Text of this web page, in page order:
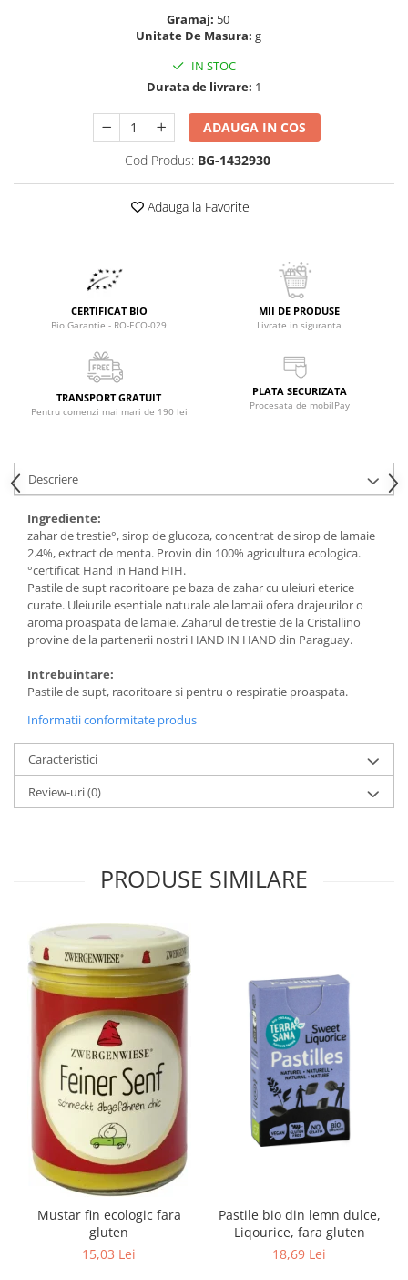
Condimente si mirodenii
Semipreparate
Snacks-uri, chips-uri
Deshidratate
Traditionale romanesti
Seminte si boabe pentru germinat
Congelate
Promotii alimente
Extracte si esente
Sistemul digestiv si afectiuni
Sistemul endocrin
Sistemul nervos
Sistemul respirator
Slabit
Gramaj: 50
Unitate De Masura: g
IN STOC
Durata de livrare: 1
ADAUGA IN COS
Cod Produs: BG-1432930
Adauga la Favorite
CERTIFICAT BIO
Bio Garantie - RO-ECO-029
MII DE PRODUSE
Livrate in siguranta
TRANSPORT GRATUIT
Pentru comenzi mai mari de 190 lei
PLATA SECURIZATA
Procesata de mobilPay
Descriere
Ingrediente:
zahar de trestie°, sirop de glucoza, concentrat de sirop de lamaie
2.4%, extract de menta. Provin din 100% agricultura ecologica.
°certificat Hand in Hand HIH.
Pastile de supt racoritoare pe baza de zahar cu uleiuri eterice
curate. Uleiurile esentiale naturale ale lamaii ofera drajeurilor o
aroma proaspata de lamaie. Zaharul de trestie de la Cristallino
provine de la partenerii nostri HAND IN HAND din Paraguay.
Intrebuintare:
Pastile de supt, racoritoare si pentru o respiratie proaspata.
Informatii conformitate produs
Caracteristici
Review-uri(0)
PRODUSE SIMILARE
Mustar fin ecologic fara
gluten
15,03 Lei
Pastile bio din lemn dulce,
Liqourice, fara gluten
18,69 Lei